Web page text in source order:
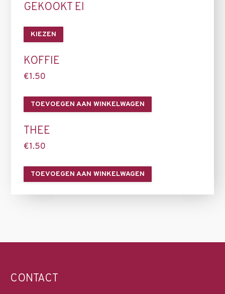
GEKOOKT EI
KIEZEN
KOFFIE
€1.50
TOEVOEGEN AAN WINKELWAGEN
THEE
€1.50
TOEVOEGEN AAN WINKELWAGEN
CONTACT